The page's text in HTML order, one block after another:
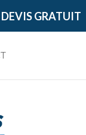
DEVIS GRATUIT